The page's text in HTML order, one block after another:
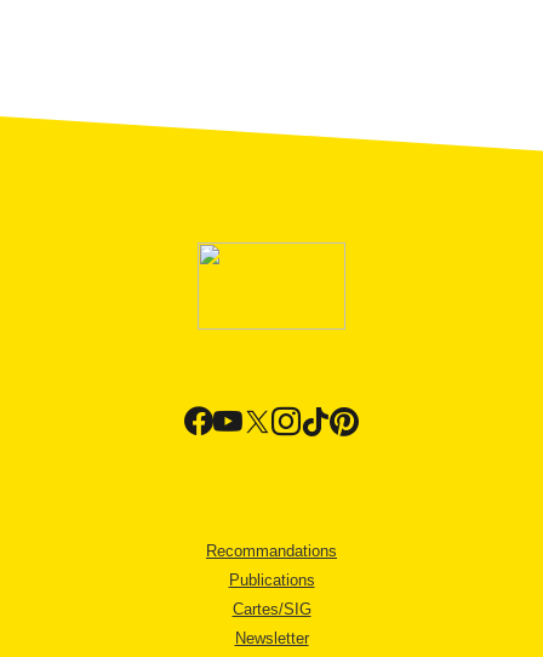
Recommandations
Publications
Cartes/SIG
Newsletter